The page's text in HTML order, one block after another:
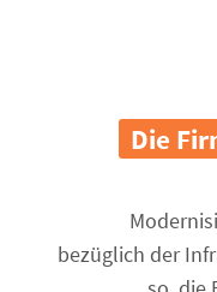
Die
bezüglich der